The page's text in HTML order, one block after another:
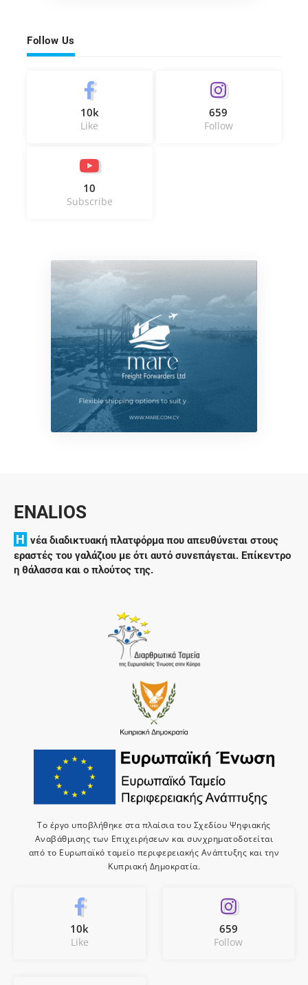
Follow Us
10k
Like
659
Follow
10
Subscribe
ENALIOS
H νέα διαδικτυακή πλατφόρμα που απευθύνεται στους
εραστές του γαλάζιου με ότι αυτό συνεπάγεται. Επίκεντρο
η θάλασσα και ο πλούτος της.
Το έργο υποβλήθηκε στα πλαίσια του Σχεδίου Ψηφιακής
Αναβάθμισης των Επιχειρήσεων και συνχρηματοδοτείται
από το Ευρωπαϊκό ταμείο περιφερειακής Ανάπτυξης και την
Κυπριακή Δημοκρατία.
10k
Like
659
Follow